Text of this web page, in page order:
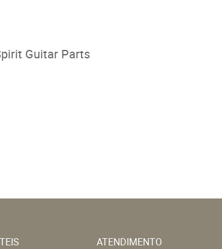
Guitar Parts
ATENDIMENTO